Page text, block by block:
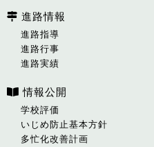
進路情報
進路指導
進路行事
進路実績
情報公開
学校評価
いじめ防止基本方針
多忙化改善計画